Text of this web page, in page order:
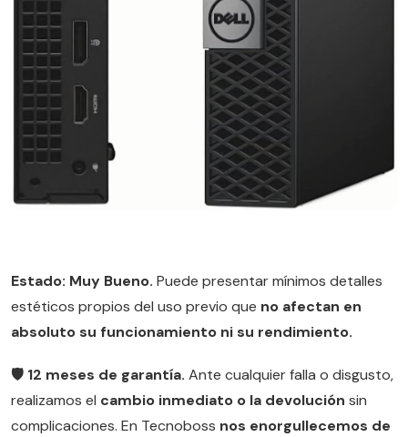
Estado: Muy Bueno. Puede presentar mínimos detalles
estéticos propios del uso previo que no afectan en
absoluto su funcionamiento ni su rendimiento.
🛡️ 12 meses de garantía. Ante cualquier falla o disgusto,
realizamos el cambio inmediato o la devolución sin
complicaciones. En Tecnoboss nos enorgullecemos de